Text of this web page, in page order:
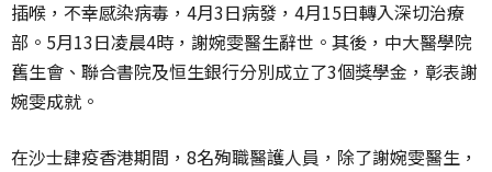
插喉，不幸感染病毒，4月3日病發，4月15日轉入深切治療
部。5月13日凌晨4時，謝婉雯醫生辭世。其後，中大醫學院
舊生會、聯合書院及恒生銀行分別成立了3個獎學金，彰表謝
婉雯成就。
在沙士肆疫香港期間，8名殉職醫護人員，除了謝婉雯醫生，